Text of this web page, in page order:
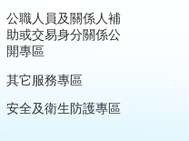
公職人員及關係人補
助或交易身分關係公
開專區
其它服務專區
安全及衛生防護專區